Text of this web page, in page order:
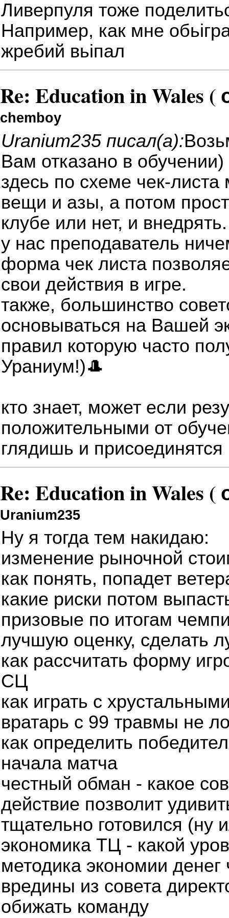
Ливерпуля тоже
Например, как мне
жребий вьіпал
Re: Education in Wales
chemboy
Uranium235 писал(а):
Вам отказано в обучении)
здесь по схеме чек-
вещи и азы, а потом
клубе или нет, и внедрять.
у нас преподаватель
форма чек листа
свои действия в игре.
также, большинство
основываться на Вашей
правил которую часто
Ураниум!)🎩
кто знает, может если
положительными от
глядишь и
Re: Education in Wales
Uranium235
Ну я тогда тем накидаю:
изменение рыночной
как понять, попадет
какие риски потом
призовые по итогам
лучшую оценку, сделать
как рассчитать форму
СЦ
как играть с
вратарь с 99 травмы не
как определить
начала матча
честный обман - какое
действие позволит
тщательно готовился (ну
экономика ТЦ - какой
методика экономии денег
вредины из совета
обижать команду